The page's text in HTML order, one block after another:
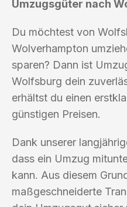
Umzugsgüter nach
Du möchtest von
Wolverhampton
sparen? Dann ist
Wolfsburg dein
erhältst du einen
günstigen Preisen.
Dank unserer
dass ein Umzug
kann. Aus diesem
maßgeschneiderte